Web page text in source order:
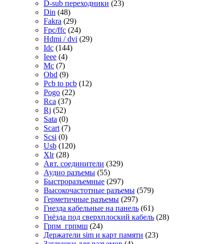
D-sub переходники (23)
Din (48)
Fakra (29)
Fpc/ffc (24)
Hdmi / dvi (29)
Idc (144)
Ieee (4)
Mc (7)
Obd (9)
Pcb to pcb (12)
Pogo (22)
Rca (37)
Rj (52)
Sata (0)
Scart (7)
Scsi (0)
Usb (120)
Xlr(28)
Авт. соединители (329)
Аудио разъемы (55)
Быстроразъемные (297)
Высокочастотные разъемы (579)
Герметичные разъемы (297)
Гнезда кабельные на панель (61)
Гнёзда под сверхплоский кабель (28)
Грпм_грпмш (24)
Держатели sim и карт памяти (23)